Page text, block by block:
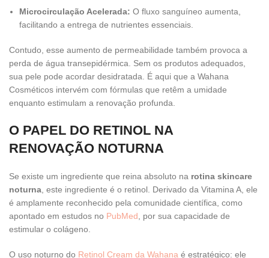
Microcirculação Acelerada: O fluxo sanguíneo aumenta,
facilitando a entrega de nutrientes essenciais.
Contudo, esse aumento de permeabilidade também provoca a
perda de água transepidérmica. Sem os produtos adequados,
sua pele pode acordar desidratada. É aqui que a Wahana
Cosméticos intervém com fórmulas que retêm a umidade
enquanto estimulam a renovação profunda.
O PAPEL DO RETINOL NA
RENOVAÇÃO NOTURNA
Se existe um ingrediente que reina absoluto na rotina skincare
noturna, este ingrediente é o retinol. Derivado da Vitamina A, ele
é amplamente reconhecido pela comunidade científica, como
apontado em estudos no PubMed, por sua capacidade de
estimular o colágeno.
O uso noturno do Retinol Cream da Wahana é estratégico: ele